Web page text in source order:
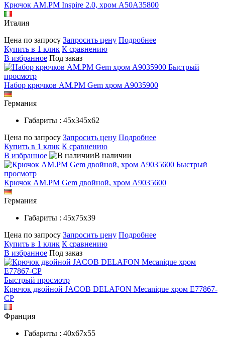
Крючок AM.PM Inspire 2.0, хром A50A35800
Италия
Цена по запросу Запросить цену Подробнее
Купить в 1 клик К сравнению
В избранное Под заказ
Быстрый
просмотр
Набор крючков AM.PM Gem хром A9035900
Германия
Габариты : 45х345х62
Цена по запросу Запросить цену Подробнее
Купить в 1 клик К сравнению
В избранное
В наличии
Быстрый
просмотр
Крючок AM.PM Gem двойной, хром A9035600
Германия
Габариты : 45х75х39
Цена по запросу Запросить цену Подробнее
Купить в 1 клик К сравнению
В избранное Под заказ
Быстрый просмотр
Крючок двойной JACOB DELAFON Mecanique хром E77867-
CP
Франция
Габариты : 40x67x55